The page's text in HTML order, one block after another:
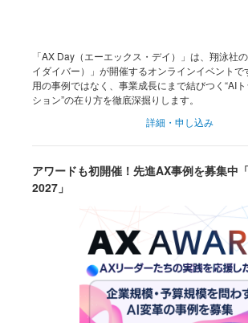
「AX Day（エーエックス・デイ）」は、翔泳社
イダイバー）」が開催するオンラインイベントで
用の事例ではなく、事業成長にまで結びつく“AI
ション”の在り方を徹底深掘りします。
詳細・申し込み
アワードも初開催！先進AX事例を募集中
2027」